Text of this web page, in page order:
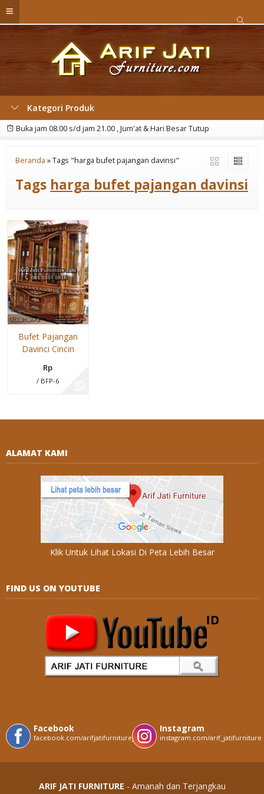
Kategori Produk
Buka jam 08.00 s/d jam 21.00 , Jum'at & Hari Besar Tutup
Beranda »Tags "harga bufet pajangan davinsi"
Tags harga bufet pajangan davinsi
Bufet Pajangan
Davinci Cincin
Rp
/ BFP-6
ALAMAT KAMI
Klik Untuk Lihat Lokasi Di Peta Lebih Besar
FIND US ON YOUTUBE
Facebook
facebook.com/arifjatifurniturejepara
Instagram
instagram.com/arif_jatifurniture
ARIF JATI FURNITURE - Amanah dan Terjangkau